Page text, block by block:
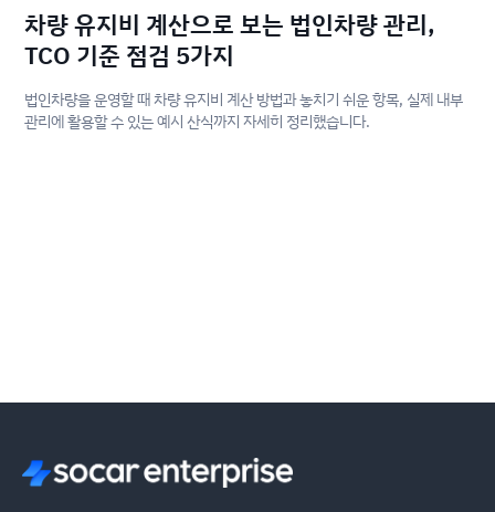
차량 유지비 계산으로 보는 법인차량 관리,
TCO 기준 점검 5가지
법인차량을 운영할 때 차량 유지비 계산 방법과 놓치기 쉬운 항목, 실제 내부
관리에 활용할 수 있는 예시 산식까지 자세히 정리했습니다.